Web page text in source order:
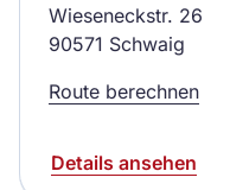
Wieseneckstr. 26
90571 Schwaig
Route berechnen
Details ansehen